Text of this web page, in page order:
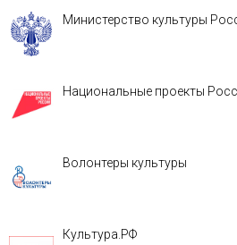
Министерство культуры
Национальные проекты
Волонтеры культуры
Культура.РФ